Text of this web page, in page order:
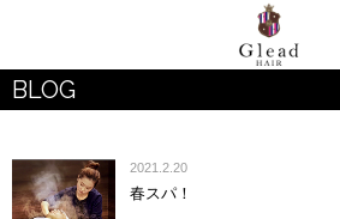
BLOG
2021.2.20
春スパ！